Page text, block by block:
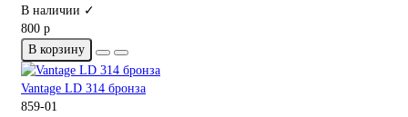
В наличии ✓
800 р
В корзину
Vantage LD 314 бронза
859-01